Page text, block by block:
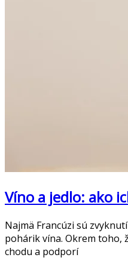
Víno a jedlo: ako
Najmä Francúzi sú
pohárik vína. Okrem toho,
chodu a podporí